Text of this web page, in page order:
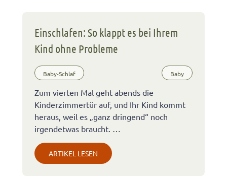
Einschlafen: So klappt es bei Ihrem
Kind ohne Probleme
Baby-Schlaf Baby
Zum vierten Mal geht abends die
Kinderzimmertür auf, und Ihr Kind kommt
heraus, weil es „ganz dringend“ noch
irgendetwas braucht. …
ARTIKEL LESEN